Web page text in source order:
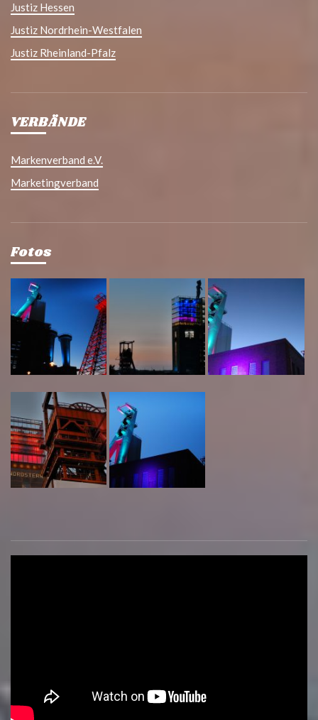
Justiz Hessen
Justiz Nordrhein-Westfalen
Justiz Rheinland-Pfalz
VERBÄNDE
Markenverband e.V.
Marketingverband
Fotos